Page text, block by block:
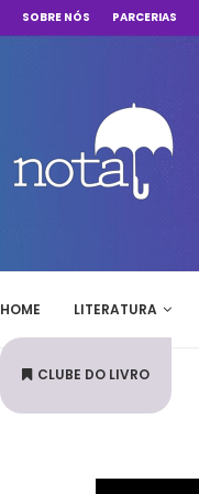
SOBRE NÓS PARCERIAS
HOME LITERATURA
CLUBE DO LIVRO